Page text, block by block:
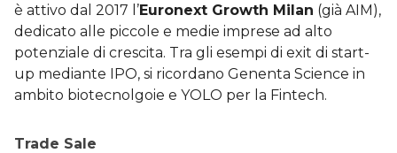
è attivo dal 2017 l’Euronext Growth Milan (già AIM),
dedicato alle piccole e medie imprese ad alto
potenziale di crescita. Tra gli esempi di exit di start-
up mediante IPO, si ricordano Genenta Science in
ambito biotecnolgoie e YOLO per la Fintech.
Trade Sale